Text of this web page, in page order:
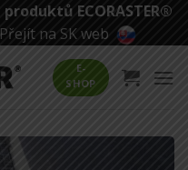
ECORASTER®
Přejít na SK web
E-
SHOP